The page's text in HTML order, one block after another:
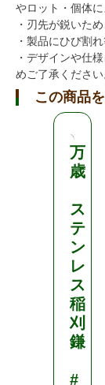
やロット・個体
・刃先が鋭いた
・製品にひび割
・デザインや仕
めご了承ください
この商品
万
歳
ス
テ
ン
レ
ス
稲
刈
鎌
#